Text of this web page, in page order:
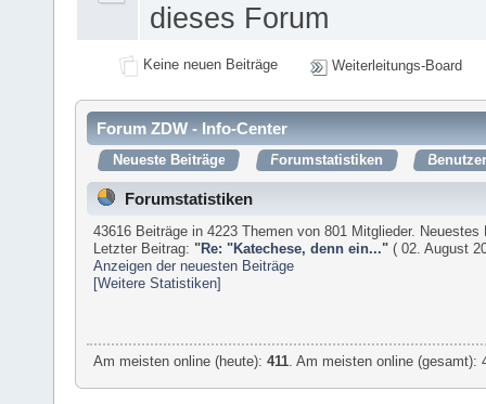
dieses Forum
Keine neuen Beiträge Weiterleitungs-Board
Forum ZDW - Info-Center
Neueste Beiträge Forumstatistiken
Forumstatistiken
43616 Beiträge in 4223 Themen von 801 Mitglieder.
Letzter Beitrag: "Re: "Katechese, denn ein..." ( 02. August
Anzeigen der neuesten Beiträge
[Weitere Statistiken]
Am meisten online (heute):411 . Am meisten online